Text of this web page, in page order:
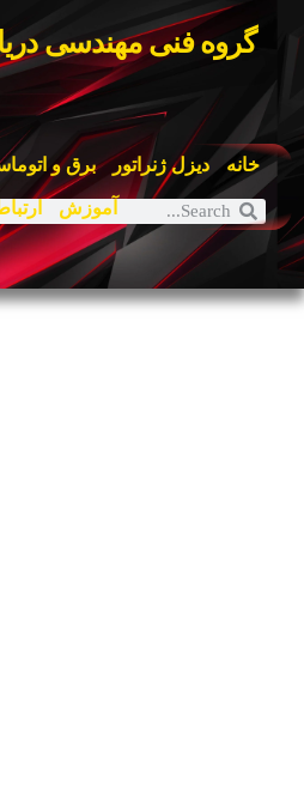
گروه فنی مهندسی
خانه دیزل ژنراتور برق و
آموزش